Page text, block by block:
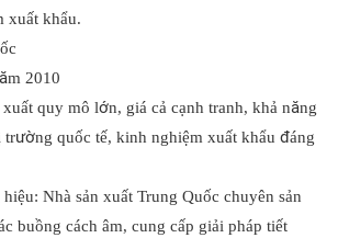
xuất khẩu.
2010
quy mô lớn, giá cả cạnh tranh, khả năng
quốc tế, kinh nghiệm xuất khẩu đáng
Nhà sản xuất Trung Quốc chuyên sản
buồng cách âm, cung cấp giải pháp tiết